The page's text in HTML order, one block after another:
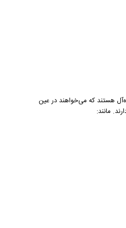
هستند که می‌خواهند در عین
مانند: